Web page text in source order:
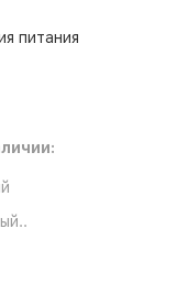
питания